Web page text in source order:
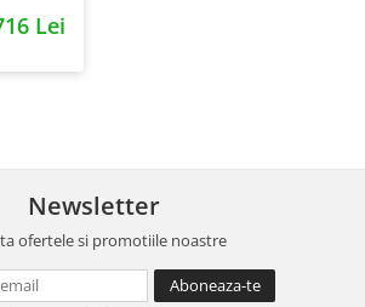
Lei
Newsletter
ofertele si promotiile noastre